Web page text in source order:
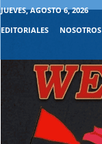
JUEVES, AGOSTO 6, 2026
EDITORIALES
NOSOTROS